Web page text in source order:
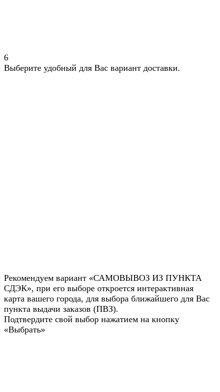
6
Выберите удобный для Вас вариант доставки.
Рекомендуем вариант «САМОВЫВОЗ ИЗ ПУНКТА
СДЭК», при его выборе откроется интерактивная
карта вашего города, для выбора ближайшего для Вас
пункта выдачи заказов (ПВЗ).
Подтвердите свой выбор нажатием на кнопку
«Выбрать»